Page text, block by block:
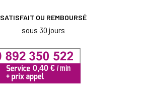
SATISFAIT OU REMBOURSÉ
sous 30 jours